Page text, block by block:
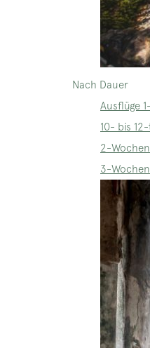
Nach Dauer
Ausflüge
10- bis
2-
3-